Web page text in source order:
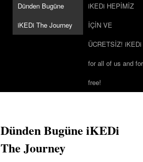
Dünden Bugüne
iKEDi The Journey
iKEDi HEPİMİZ
İÇİN VE
ÜCRETSİZ!
for all of us and for
free!
Dünden Bugüne iKEDi
The Journey